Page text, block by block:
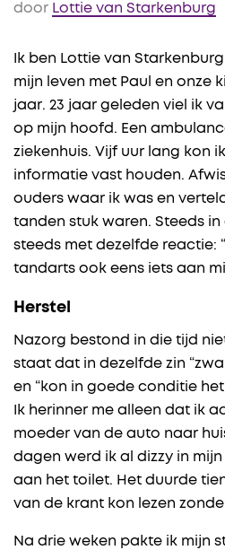
door Lottie van Starkenburg
Ik ben Lottie van
mijn leven met Paul en onze
jaar. 23 jaar geleden viel ik
op mijn hoofd. Een
ziekenhuis. Vijf uur lang kon
informatie vast houden.
ouders waar ik was en
tanden stuk waren. Steeds
steeds met dezelfde reactie:
tandarts ook eens iets aan
Herstel
Nazorg bestond in die tijd
staat dat in dezelfde zin
en “kon in goede conditie
Ik herinner me alleen dat ik
moeder van de auto naar
dagen werd ik al dizzy in
aan het toilet. Het duurde
van de krant kon lezen
Na drie weken pakte ik mijn